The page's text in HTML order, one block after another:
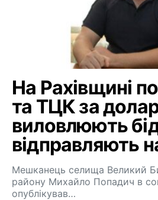
На Рахівщині
та ТЦК за
виловлюють
відправляють
Мешканець селища Великий
району Михайло Попадич в
опублікував…